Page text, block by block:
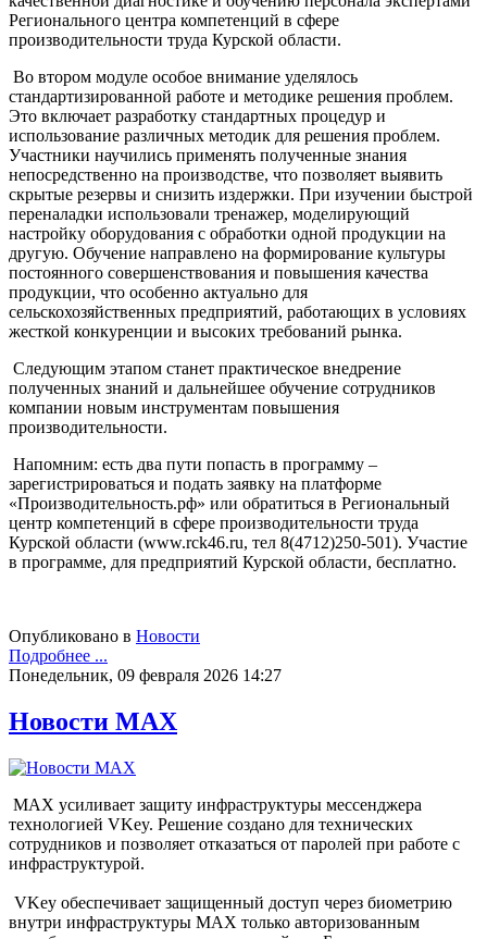
Регионального центра компетенций в сфере
производительности труда Курской области.
Во втором модуле особое внимание уделялось
стандартизированной работе и методике решения проблем.
Это включает разработку стандартных процедур и
использование различных методик для решения проблем.
Участники научились применять полученные знания
непосредственно на производстве, что позволяет выявить
скрытые резервы и снизить издержки. При изучении быстрой
переналадки использовали тренажер, моделирующий
настройку оборудования с обработки одной продукции на
другую. Обучение направлено на формирование культуры
постоянного совершенствования и повышения качества
продукции, что особенно актуально для
сельскохозяйственных предприятий, работающих в условиях
жесткой конкуренции и высоких требований рынка.
Следующим этапом станет практическое внедрение
полученных знаний и дальнейшее обучение сотрудников
компании новым инструментам повышения
производительности.
Напомним: есть два пути попасть в программу –
зарегистрироваться и подать заявку на платформе
«Производительность.рф» или обратиться в Региональный
центр компетенций в сфере производительности труда
Курской области (www.rck46.ru, тел 8(4712)250-501). Участие
в программе, для предприятий Курской области, бесплатно.
Опубликовано в Новости
Подробнее ...
Понедельник, 09 февраля 2026 14:27
Новости МАХ
МАХ усиливает защиту инфраструктуры мессенджера
технологией VKey. Решение создано для технических
сотрудников и позволяет отказаться от паролей при работе с
инфраструктурой.
VKey обеспечивает защищенный доступ через биометрию
внутри инфраструктуры MAX только авторизованным